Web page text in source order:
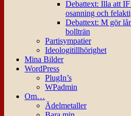
Debattext: Illa att
osanning och
Debattext: M gör
bollträn
Partisympatier
Ideologitillhörighet
Mina Bilder
WordPress
PlugIn’s
WPadmin
Om…
Ädelmetaller